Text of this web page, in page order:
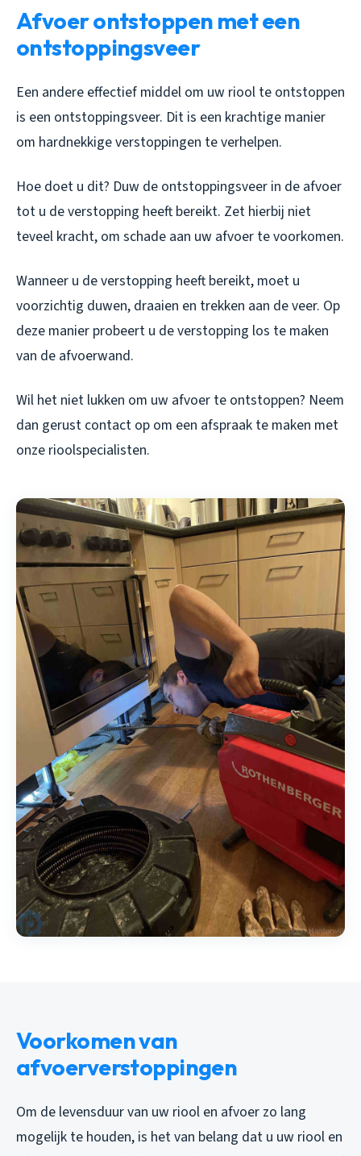
Afvoer ontstoppen met een
ontstoppingsveer
Een andere effectief middel om uw riool te ontstoppen
is een ontstoppingsveer. Dit is een krachtige manier
om hardnekkige verstoppingen te verhelpen.
Hoe doet u dit? Duw de ontstoppingsveer in de afvoer
tot u de verstopping heeft bereikt. Zet hierbij niet
teveel kracht, om schade aan uw afvoer te voorkomen.
Wanneer u de verstopping heeft bereikt, moet u
voorzichtig duwen, draaien en trekken aan de veer. Op
deze manier probeert u de verstopping los te maken
van de afvoerwand.
Wil het niet lukken om uw afvoer te ontstoppen? Neem
dan gerust contact op om een afspraak te maken met
onze rioolspecialisten.
Voorkomen van
afvoerverstoppingen
Om de levensduur van uw riool en afvoer zo lang
mogelijk te houden, is het van belang dat u uw riool en